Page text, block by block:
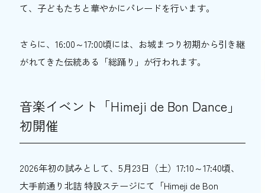
て、子どもたちと華やかにパレードを行います。
さらに、16:00～17:00頃には、お城まつり初期から引き継
がれてきた伝統ある「総踊り」が行われます。
音楽イベント「Himeji de Bon Dance」
初開催
2026年初の試みとして、5月23日（土）17:10～17:40頃、
大手前通り北詰 特設ステージにて「Himeji de Bon